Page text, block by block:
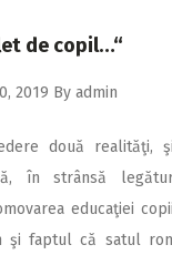
de copil…“
2019 By admin
două realităţi,
în strânsă
educaţiei
şi faptul că satul